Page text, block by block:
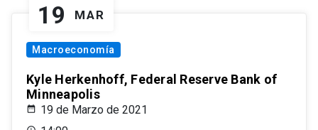
19 MAR
Macroeconomía
Kyle Herkenhoff, Federal Reserve Bank of
Minneapolis
19 de Marzo de 2021